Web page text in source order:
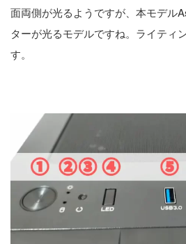
面両側が光るようですが、本モデル
ターが光るモデルですね。ライティ
す。